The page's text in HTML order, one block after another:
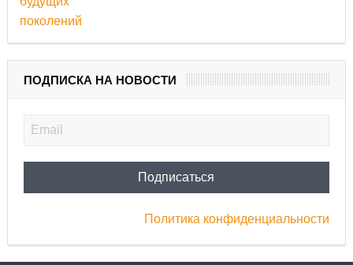
ПОДПИСКА НА НОВОСТИ
Политика конфиденциальности